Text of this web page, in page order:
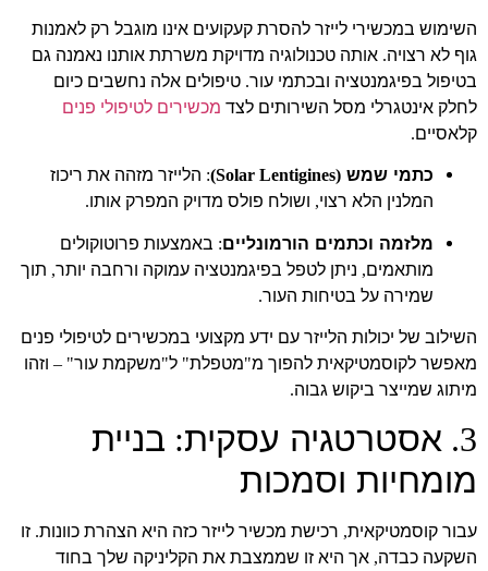
השימוש במכשירי לייזר להסרת קעקועים אינו מוגבל רק לאמנות
גוף לא רצויה. אותה טכנולוגיה מדויקת משרתת אותנו נאמנה גם
בטיפול בפיגמנטציה ובכתמי עור. טיפולים אלה נחשבים כיום
לחלק אינטגרלי מסל השירותים לצד מכשירים לטיפולי פנים
קלאסיים.
כתמי שמש (Solar Lentigines)
: הלייזר מזהה את ריכוז
המלנין הלא רצוי, ושולח פולס מדויק המפרק אותו.
מלזמה וכתמים הורמונליים: באמצעות פרוטוקולים
מותאמים, ניתן לטפל בפיגמנטציה עמוקה ורחבה יותר, תוך
שמירה על בטיחות העור.
השילוב של יכולות הלייזר עם ידע מקצועי במכשירים לטיפולי פנים
מאפשר לקוסמטיקאית להפוך מ"מטפלת" ל"משקמת עור" – וזהו
מיתוג שמייצר ביקוש גבוה.
3. אסטרטגיה עסקית: בניית
מומחיות וסמכות
עבור קוסמטיקאית, רכישת מכשיר לייזר כזה היא הצהרת כוונות. זו
השקעה כבדה, אך היא זו שממצבת את הקליניקה שלך בחוד